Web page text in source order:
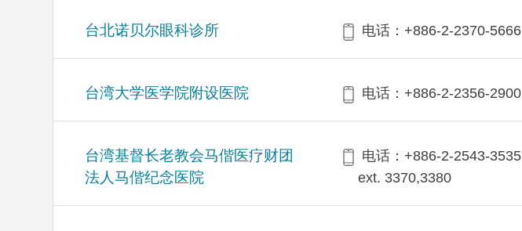
台北诺贝尔眼科诊所 电话：+886-2-2370-5666
台湾大学医学院附设医院 电话：+886-2-2356-2900
台湾基督长老教会马偕医疗财团
法人马偕纪念医院
电话：+886-2-2543-3535
ext. 3370,3380